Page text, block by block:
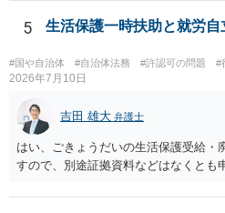
5 生活保護一時扶助と就労
#国や自治体 #自治体法務 #許認可の問題 #
2026年7月10日
吉田 雄大 弁護士
はい、ごきょうだいの生活保護受給・
すので、別途証拠資料などはなくとも